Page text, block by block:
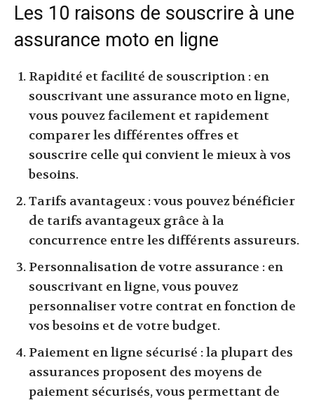
Les 10 raisons de souscrire à une
assurance moto en ligne
Rapidité et facilité de souscription : en
souscrivant une assurance moto en ligne,
vous pouvez facilement et rapidement
comparer les différentes offres et
souscrire celle qui convient le mieux à vos
besoins.
Tarifs avantageux : vous pouvez bénéficier
de tarifs avantageux grâce à la
concurrence entre les différents assureurs.
Personnalisation de votre assurance : en
souscrivant en ligne, vous pouvez
personnaliser votre contrat en fonction de
vos besoins et de votre budget.
Paiement en ligne sécurisé : la plupart des
assurances proposent des moyens de
paiement sécurisés, vous permettant de